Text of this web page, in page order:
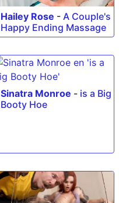
Hailey Rose - A Couple's
Happy Ending Massage
Sinatra Monroe - is a Big
Booty Hoe